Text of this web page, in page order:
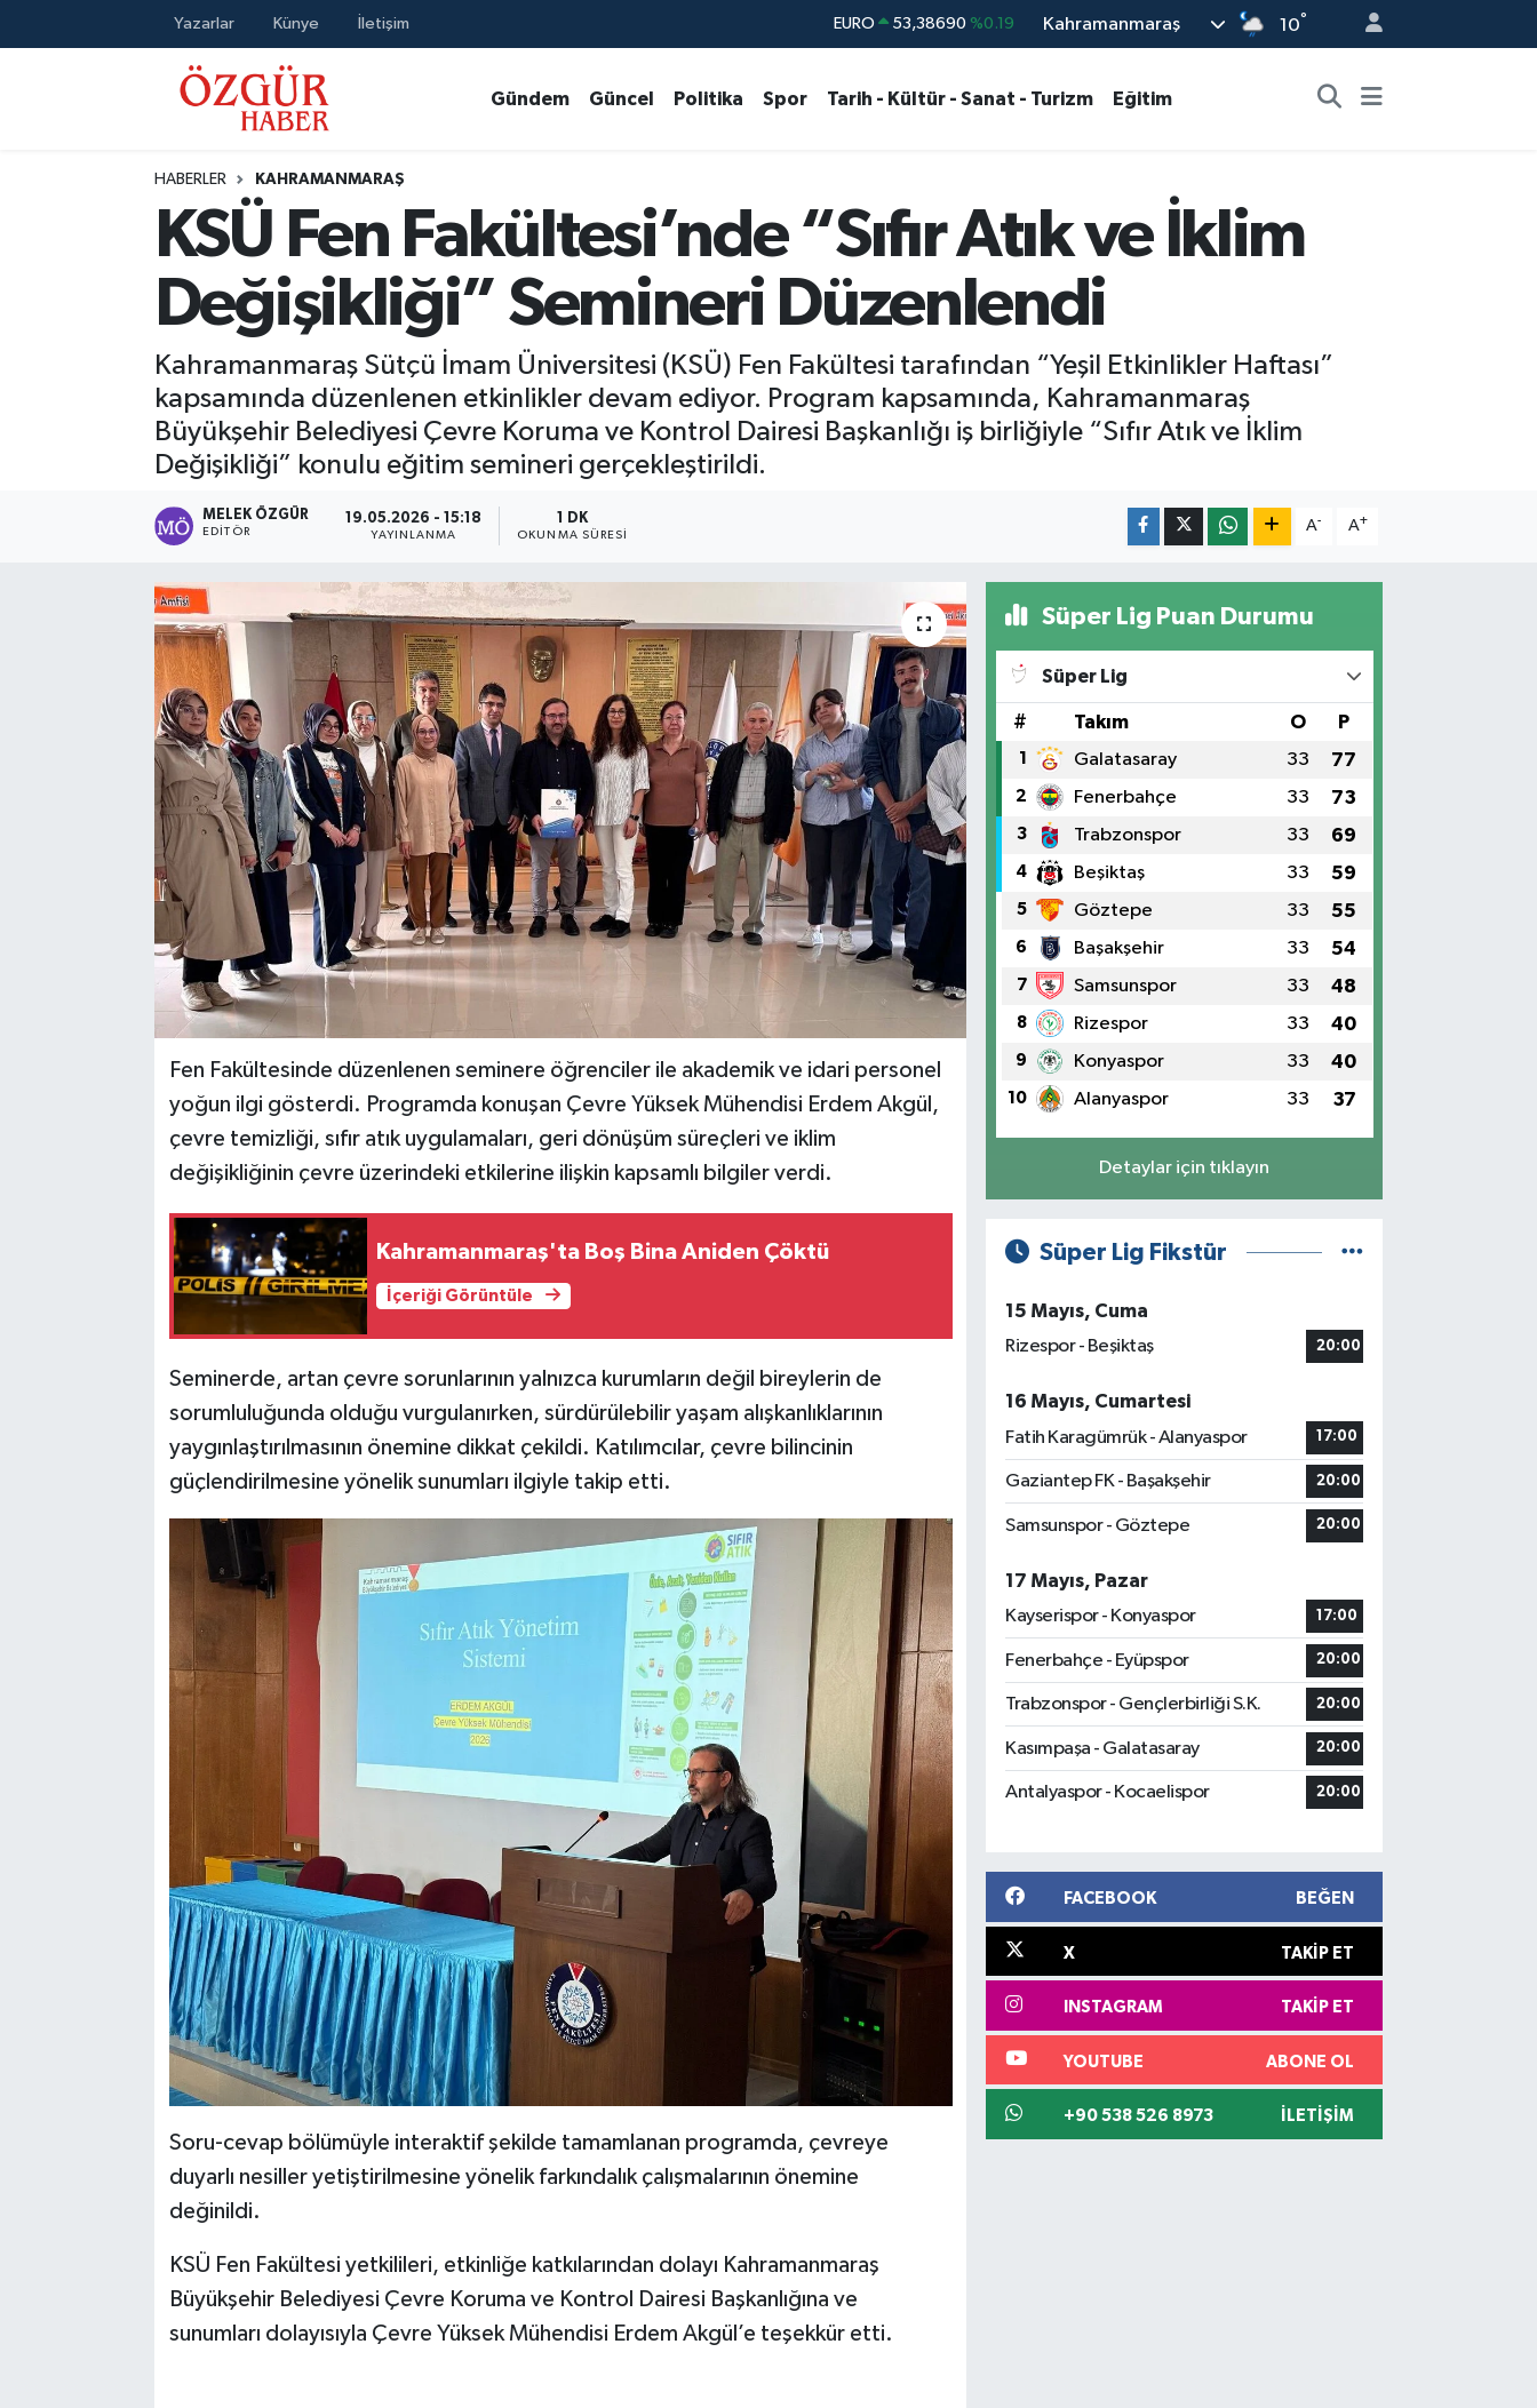
Yazarlar Künye İletişim STERLİN 61,60380 %0.18
BİST100 14.598,00 %0
EURO 53,38690 %0.19
Kahramanmaraş 10°
Gündem Güncel Politika Spor Tarih - Kültür - Sanat - Turizm Eğitim
HABERLER KAHRAMANMARAŞ
KSÜ Fen Fakültesi’nde “Sıfır Atık ve İklim
Değişikliği” Semineri Düzenlendi
Kahramanmaraş Sütçü İmam Üniversitesi (KSÜ) Fen Fakültesi tarafından “Yeşil Etkinlikler Haftası”
kapsamında düzenlenen etkinlikler devam ediyor. Program kapsamında, Kahramanmaraş
Büyükşehir Belediyesi Çevre Koruma ve Kontrol Dairesi Başkanlığı iş birliğiyle “Sıfır Atık ve İklim
Değişikliği” konulu eğitim semineri gerçekleştirildi.
MELEK ÖZGÜR
EDITÖR
19.05.2026 - 15:18
YAYINLANMA
1 DK
OKUNMA SÜRESI
A- A+
Fen Fakültesinde düzenlenen seminere öğrenciler ile akademik ve idari personel
yoğun ilgi gösterdi. Programda konuşan Çevre Yüksek Mühendisi Erdem Akgül,
çevre temizliği, sıfır atık uygulamaları, geri dönüşüm süreçleri ve iklim
değişikliğinin çevre üzerindeki etkilerine ilişkin kapsamlı bilgiler verdi.
Kahramanmaraş'ta Boş Bina Aniden Çöktü
İçeriği Görüntüle
Seminerde, artan çevre sorunlarının yalnızca kurumların değil bireylerin de
sorumluluğunda olduğu vurgulanırken, sürdürülebilir yaşam alışkanlıklarının
yaygınlaştırılmasının önemine dikkat çekildi. Katılımcılar, çevre bilincinin
güçlendirilmesine yönelik sunumları ilgiyle takip etti.
Soru-cevap bölümüyle interaktif şekilde tamamlanan programda, çevreye
duyarlı nesiller yetiştirilmesine yönelik farkındalık çalışmalarının önemine
değinildi.
KSÜ Fen Fakültesi yetkilileri, etkinliğe katkılarından dolayı Kahramanmaraş
Büyükşehir Belediyesi Çevre Koruma ve Kontrol Dairesi Başkanlığına ve
sunumları dolayısıyla Çevre Yüksek Mühendisi Erdem Akgül’e teşekkür etti.
Süper Lig Puan Durumu
Süper Lig
# Takım O P
1 Galatasaray 33 77
2 Fenerbahçe 33 73
3 Trabzonspor 33 69
4 Beşiktaş 33 59
5 Göztepe 33 55
6 Başakşehir 33 54
7 Samsunspor 33 48
8 Rizespor 33 40
9 Konyaspor 33 40
10 Alanyaspor 33 37
Detaylar için tıklayın
Süper Lig Fikstür
15 Mayıs, Cuma
Rizespor - Beşiktaş
20:00
16 Mayıs, Cumartesi
Fatih Karagümrük - Alanyaspor
17:00
Gaziantep FK - Başakşehir 20:00
Samsunspor - Göztepe 20:00
17 Mayıs, Pazar
Kayserispor - Konyaspor
17:00
Fenerbahçe - Eyüpspor 20:00
Trabzonspor - Gençlerbirliği S.K. 20:00
Kasımpaşa - Galatasaray 20:00
Antalyaspor - Kocaelispor 20:00
FACEBOOK BEĞEN
X TAKIP ET
INSTAGRAM TAKIP ET
YOUTUBE ABONE OL
+90 538 526 8973 İLETIŞIM
MODA - GÜZELLİK
Tarih - Kültür - Sanat - Turizm
Nöbetçi Eczaneler
Trafik Durumu
Süper Lig Puan Durumu ve Fikstür
Tüm Manşetler
Son Dakika Haberleri